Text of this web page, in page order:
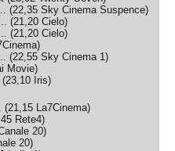
(22,35 Sky Cinema Suspence)
(21,20 Cielo)
(21,20 Cielo)
)
(22,55 Sky Cinema 1)
Movie)
(23,10 Iris)
(21,15 La7Cinema)
Rete4)
20)
20)